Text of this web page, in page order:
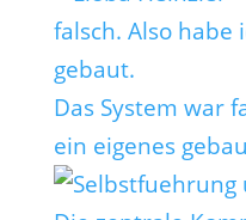
Das System war
ein eigenes